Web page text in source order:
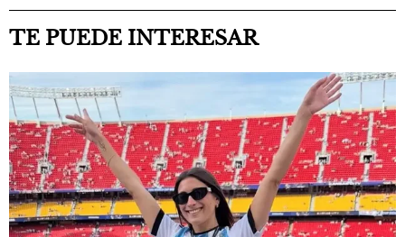
TE PUEDE INTERESAR